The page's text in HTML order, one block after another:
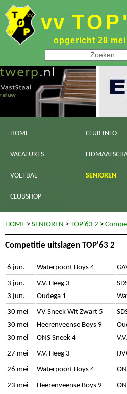
vv
opgericht 28 mei
HOME CLUB INFO
VACATURES
VOETBAL SENIOREN
CLUBSHOP
HOME > SENIOREN > TOP'63 2 >
Competitie uitslagen TOP'63 2
6 jun. Waterpoort Boys 4
3 jun. V.V. Heeg 3
3 jun.
Oudega 1
30 mei VV Sneek Wit Zwart 5
30 mei
Heerenveense Boys 9
30 mei
ONS Sneek 4
27 mei V.V. Heeg 3
26 mei Waterpoort Boys 4
23 mei Heerenveense Boys 9